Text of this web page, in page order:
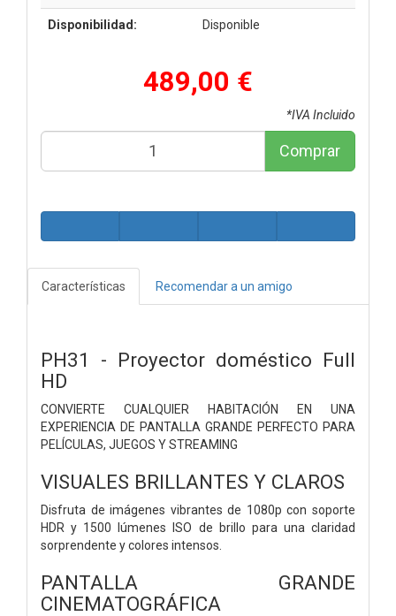
Disponibilidad: Disponible
489,00 €
*IVA Incluido
Comprar
Características Recomendar a un amigo
PH31 - Proyector doméstico Full
HD
CONVIERTE CUALQUIER HABITACIÓN EN UNA
EXPERIENCIA DE PANTALLA GRANDE PERFECTO PARA
PELÍCULAS, JUEGOS Y STREAMING
VISUALES BRILLANTES Y CLAROS
Disfruta de imágenes vibrantes de 1080p con soporte
HDR y 1500 lúmenes ISO de brillo para una claridad
sorprendente y colores intensos.
PANTALLA GRANDE
CINEMATOGRÁFICA